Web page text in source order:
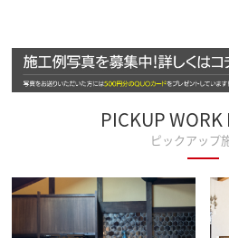
PICKUP WORK
ピックアップ